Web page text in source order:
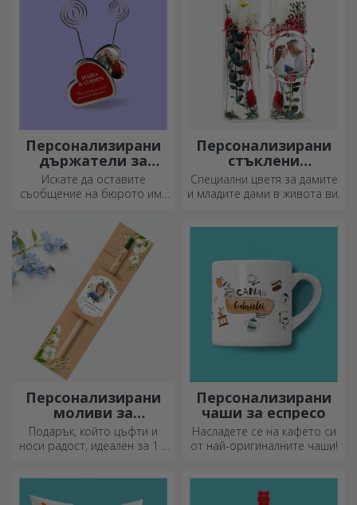
Персонализирани
държатели за
съобщения
Искате да оставите
съобщение на бюрото им?
персонализирани
държатели за съобщения.
Персонализирани
стъклени
орнаменти с
консервирани
цветя
Специални цветя за дамите
и младите дами в живота ви.
Персонализирани
моливи за
засаждане
Подарък, който цъфти и
носи радост, идеален за 1 и
Персонализирани
чаши за еспресо
Насладете се на кафето си
от най-оригиналните чаши!